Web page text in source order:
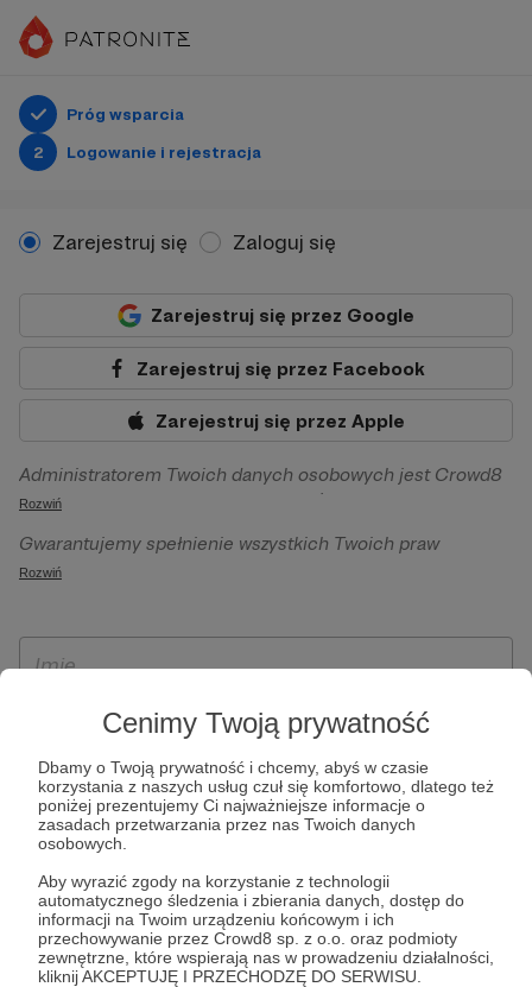
Cenimy Twoją prywatność
Dbamy o Twoją prywatność i chcemy, abyś w czasie
korzystania z naszych usług czuł się komfortowo, dlatego też
poniżej prezentujemy Ci najważniejsze informacje o
zasadach przetwarzania przez nas Twoich danych
osobowych.
Aby wyrazić zgody na korzystanie z technologii
automatycznego śledzenia i zbierania danych, dostęp do
informacji na Twoim urządzeniu końcowym i ich
przechowywanie przez Crowd8 sp. z o.o. oraz podmioty
zewnętrzne, które wspierają nas w prowadzeniu działalności,
kliknij AKCEPTUJĘ I PRZECHODZĘ DO SERWISU.
Próg wsparcia
2
Logowanie i rejestracja
Zarejestruj się Zaloguj się
Zarejestruj się przez Google
Zarejestruj się przez Facebook
Zarejestruj się przez Apple
Administratorem Twoich danych osobowych jest Crowd8
sp. z o.o. z siedziba w Warszawie, ul. Żwirki i Wigury 16, 02-
092 Warszawa. Twoje dane osobowe będą przetwarzane w
szczególności w celu wykonania umowy zawartej z Tobą, w
Patronite.pl, w tym możliwości dokonywania oraz
otrzymywania wsparcia na naszej platformie oraz
Rozwiń
Gwarantujemy spełnienie wszystkich Twoich praw
wynikających z ogólnego rozporządzenia o ochronie
ich przenoszenia, niepodlegania zautomatyzowanemu
wyrażenia sprzeciwu wobec przetwarzania Twoich danych
osobowych. Rejestracja dla osób niepełnoletnich możliwa
jest po przekazaniu podpisanego formularza "Zgodna na
założenie konta przez osobę niepełnoletnią", formularz
dostępny jest na stronie regulaminu Patronite.pl.
Rozwiń